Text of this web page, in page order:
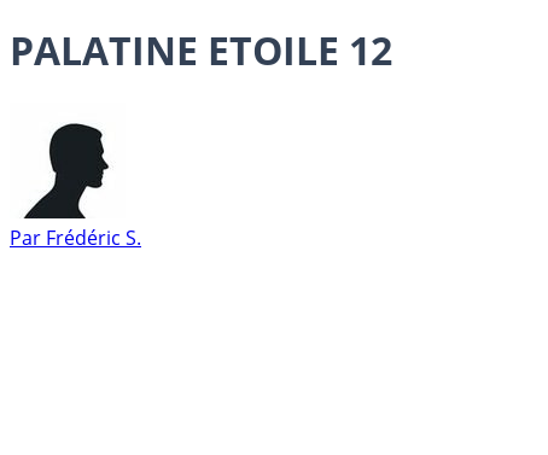
PALATINE ETOILE 12
Par Frédéric S.